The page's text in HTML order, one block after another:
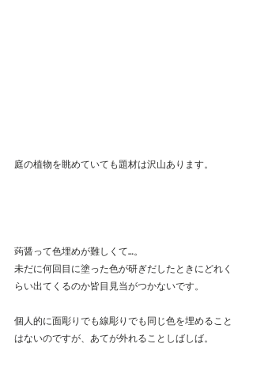
庭の植物を眺めていても題材は沢山あります。
蒟醤って色埋めが難しくて…。
未だに何回目に塗った色が研ぎだしたときにどれく
らい出てくるのか皆目見当がつかないです。
個人的に面彫りでも線彫りでも同じ色を埋めること
はないのですが、あてが外れることしばしば。